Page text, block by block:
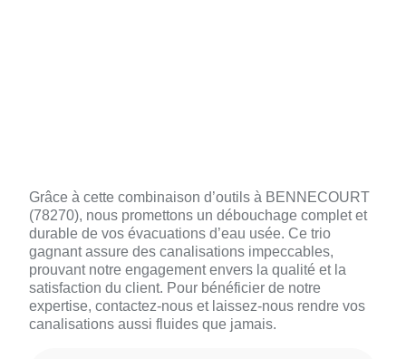
Grâce à cette combinaison d’outils à BENNECOURT
(78270), nous promettons un débouchage complet et
durable de vos évacuations d’eau usée. Ce trio
gagnant assure des canalisations impeccables,
prouvant notre engagement envers la qualité et la
satisfaction du client. Pour bénéficier de notre
expertise, contactez-nous et laissez-nous rendre vos
canalisations aussi fluides que jamais.